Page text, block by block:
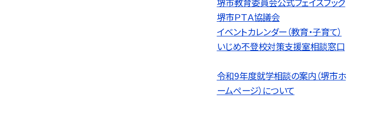
堺市ＰＴＡ協議会
イベントカレンダー（教育・子育て）
いじめ不登校対策支援室相談窓口
令和9年度就学相談の案内（堺市ホ
ームページ）について